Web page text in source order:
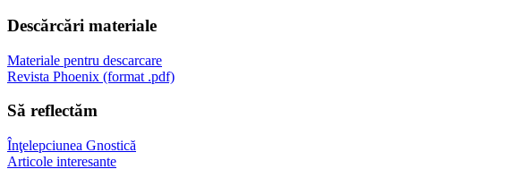
Descărcări materiale
Materiale pentru descarcare
Revista Phoenix (format .pdf)
Să reflectăm
Înţelepciunea Gnostică
Articole interesante